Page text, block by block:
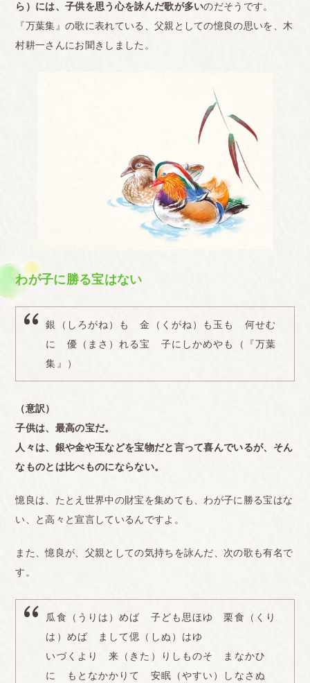
ら）には、子供を思う心を詠んだ歌が多いのだそうです。
『万葉集』の歌に表れている、父親としての憶良の思いを、木
村耕一さんにお聞きしました。
わが子に勝る宝はない
銀（しろがね）も 金（くがね）も玉も 何せむ
に 優（まさ）れる宝 子にしかめやも（『万葉
集』）
（意訳）
子供は、最高の宝だ。
人々は、銀や金や玉などを宝物だと言って喜んでいるが、そん
なものとは比べものにならない。
憶良は、たとえ世界中の財宝を集めても、わが子に勝る宝はな
い、と高々と宣言しているんですよ。
また、憶良が、父親としての気持ちを詠んだ、次の歌も有名で
す。
瓜食（うりは）めば 子ども思ほゆ 栗食（くり
は）めば まして偲（しぬ）はゆ
いづくより 来（きた）りしものそ まなかひ
に もとなかかりて 安眠（やすい）しなさぬ